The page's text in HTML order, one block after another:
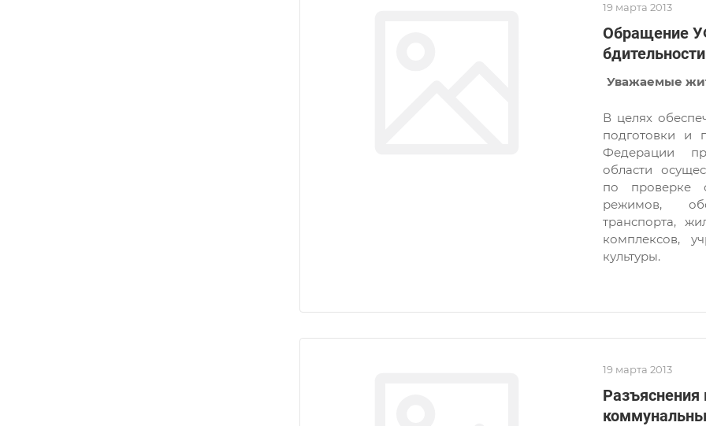
19 марта 2013
Обращение
бдительности
Уважаемые
В целях
подготовки и
Федерации
области
по проверке
режимов,
транспорта,
комплексов,
культуры.
19 марта 2013
Разъяснения